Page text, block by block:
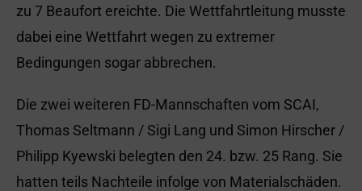
zu 7 Beaufort ereichte. Die Wettfahrtleitung musste
dabei eine Wettfahrt wegen zu extremer
Bedingungen sogar abbrechen.
Die zwei weiteren FD-Mannschaften vom SCAI,
Thomas Seltmann / Sigi Lang und Simon Hirscher /
Philipp Kyewski belegten den 24. bzw. 25 Rang. Sie
hatten teils Nachteile infolge von Materialschäden.